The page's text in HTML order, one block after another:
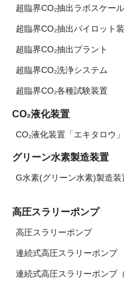
超臨界CO₂抽出ラボスケー
超臨界CO₂抽出パイロット
超臨界CO₂抽出プラント
超臨界CO₂洗浄システム
超臨界CO₂各種試験装置
CO₂液化装置
CO₂液化装置「エキタロウ
グリーン水素製造装置
G水素(グリーン水素)製造装
高圧スラリーポンプ
高圧スラリーポンプ
連続式高圧スラリーポンプ
連続式高圧スラリーポンプ